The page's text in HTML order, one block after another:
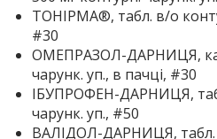
ТОНІРМА®, табл. в/о
#30
ОМЕПРАЗОЛ-ДАРНИЦЯ,
чарунк. уп., в пачці, #30
ІБУПРОФЕН-ДАРНИЦЯ,
чарунк. уп., #50
ВАЛІДОЛ-ДАРНИЦЯ, табл.